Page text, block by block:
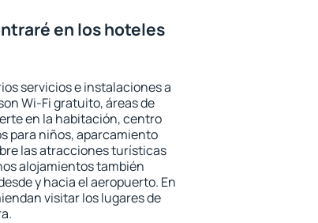
en los hoteles
servicios e instalaciones a
Wi-Fi gratuito, áreas de
en la habitación, centro
para niños, aparcamiento
las atracciones turísticas
alojamientos también
y hacia el aeropuerto. En
visitar los lugares de